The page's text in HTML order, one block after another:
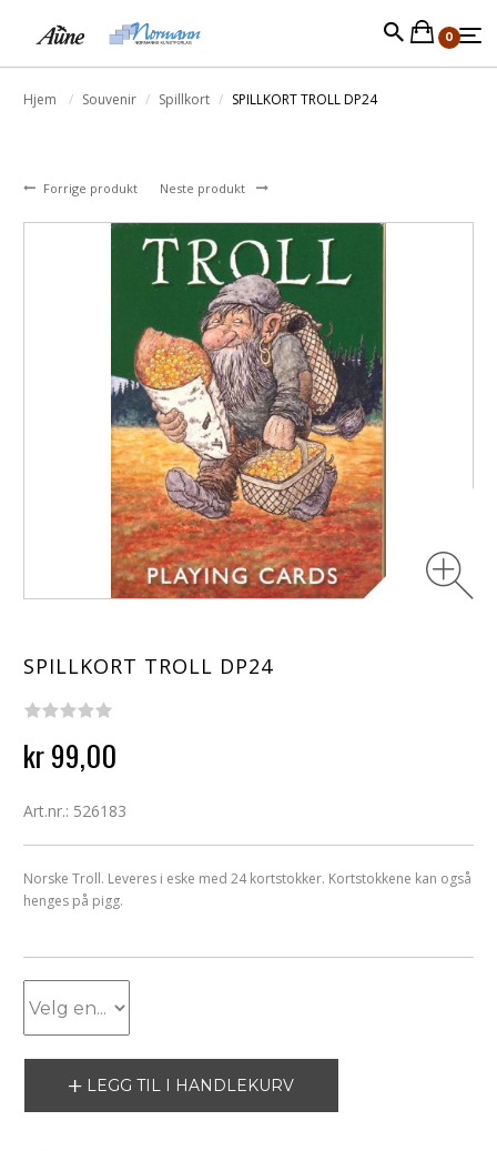
0
Hjem Souvenir Spillkort SPILLKORT TROLL DP24
Forrige produkt Neste produkt
SPILLKORT TROLL DP24
kr 99,00
Art.nr.: 526183
Norske Troll. Leveres i eske med 24 kortstokker. Kortstokkene kan også
henges på pigg.
LEGG TIL I HANDLEKURV